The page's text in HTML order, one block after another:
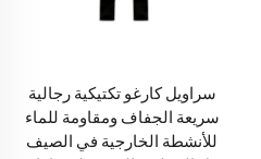
سراويل كارغو تكتيكية رجالية
سريعة الجفاف ومقاومة للماء
للأنشطة الخارجية في الصيف